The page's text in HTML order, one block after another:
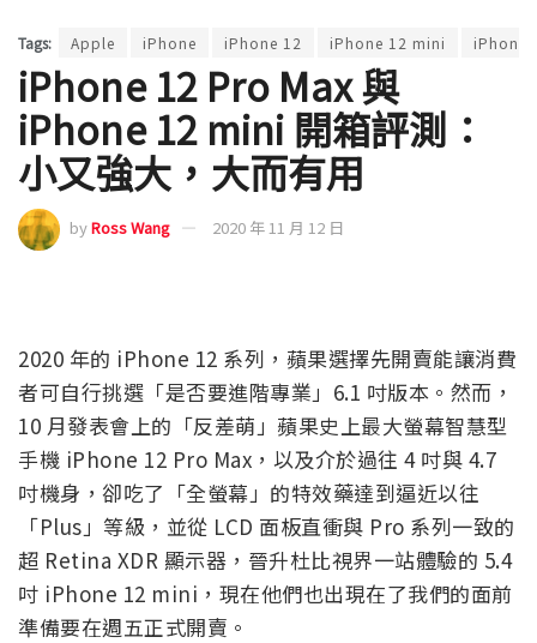
Tags: Apple iPhone iPhone 12 iPhone 12 mini iPhone
iPhone 12 Pro Max 與
iPhone 12 mini 開箱評測：
小又強大，大而有用
byRoss Wang 2020 年 11 月 12 日
2020 年的 iPhone 12 系列，蘋果選擇先開賣能讓消費
者可自行挑選「是否要進階專業」6.1 吋版本。然而，
10 月發表會上的「反差萌」蘋果史上最大螢幕智慧型
手機 iPhone 12 Pro Max，以及介於過往 4 吋與 4.7
吋機身，卻吃了「全螢幕」的特效藥達到逼近以往
「Plus」等級，並從 LCD 面板直衝與 Pro 系列一致的
超 Retina XDR 顯示器，晉升杜比視界一站體驗的 5.4
吋 iPhone 12 mini，現在他們也出現在了我們的面前
準備要在週五正式開賣。